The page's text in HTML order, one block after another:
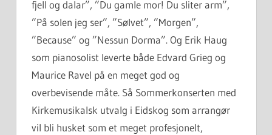
fjell og dalar”, ”Du gamle mor! Du sliter arm”,
”På solen jeg ser”, ”Sølvet”, ”Morgen”,
”Because” og ”Nessun Dorma”. Og Erik Haug
som pianosolist leverte både Edvard Grieg og
Maurice Ravel på en meget god og
overbevisende måte. Så Sommerkonserten med
Kirkemusikalsk utvalg i Eidskog som arrangør
vil bli husket som et meget profesjonelt,